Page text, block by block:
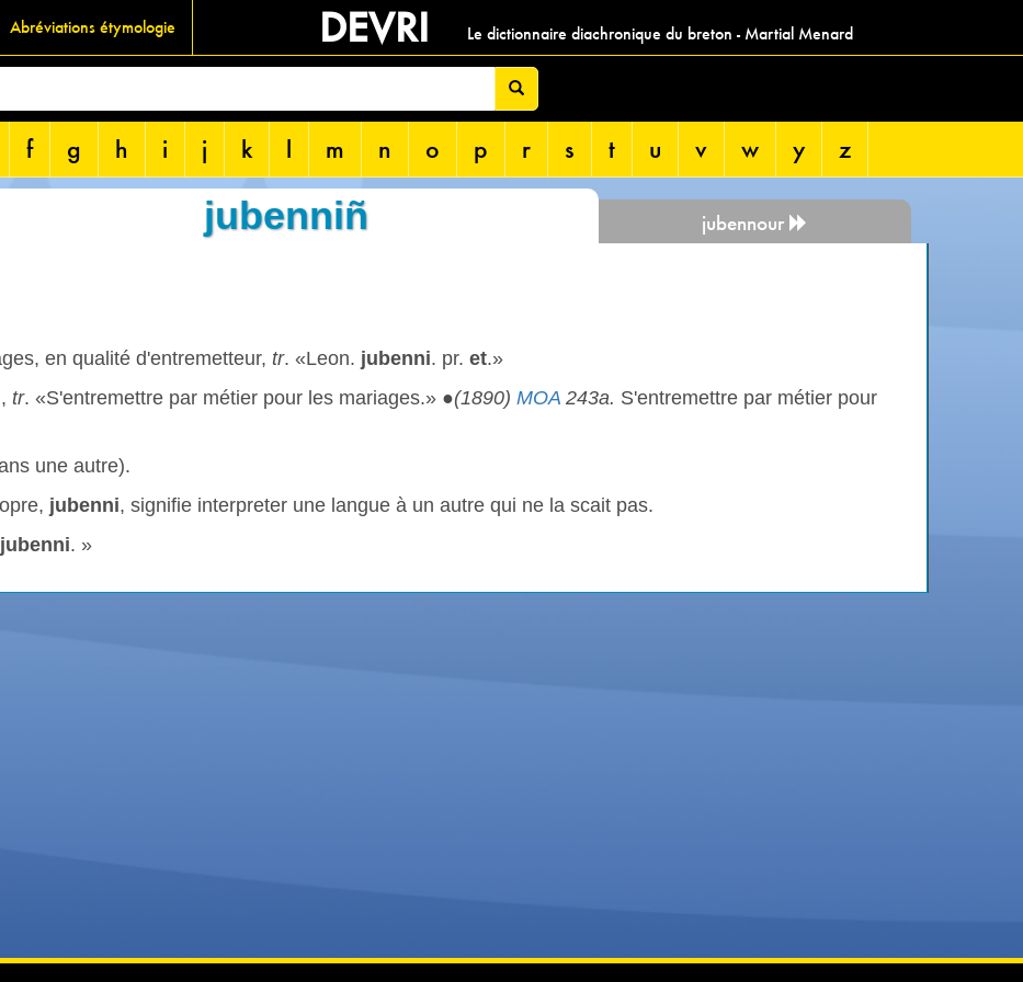
Abréviations étymologie DEVRI Le dictionnaire diachronique du breton - Martial Menard
f g h i j k l m n o p r s t u v w y z
jubenniñ jubennour
en qualité d'entremetteur, tr. «Leon. jubenni. pr. et.»
tr. «S'entremettre par métier pour les mariages.» ●(1890) MOA 243a. S'entremettre par métier pour
une autre).
jubenni, signifie interpreter une langue à un autre qui ne la scait pas.
jubenni. »